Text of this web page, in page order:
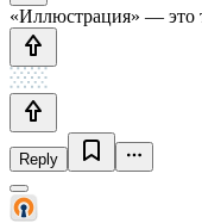
«Иллюстрация» — это
Reply